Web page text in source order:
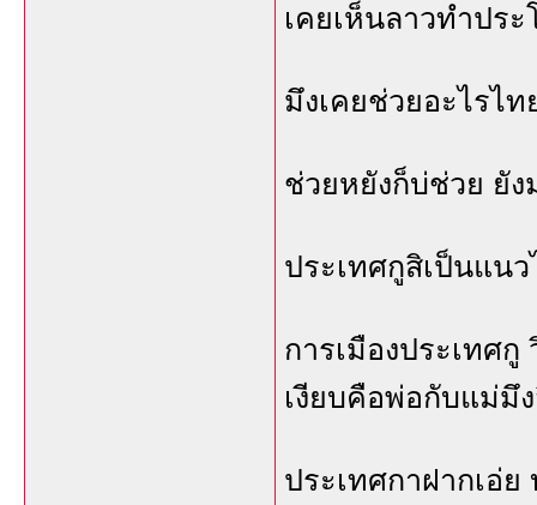
เคยเห็นลาวทำปร
มึงเคยช่วยอะไรไ
ช่วยหยังก็บ่ช่วย ยั
ประเทศกูสิเป็นแน
การเมืองประเทศ
เงียบคือพ่อกับแม่มึ
ประเทศกาฝากเอ่